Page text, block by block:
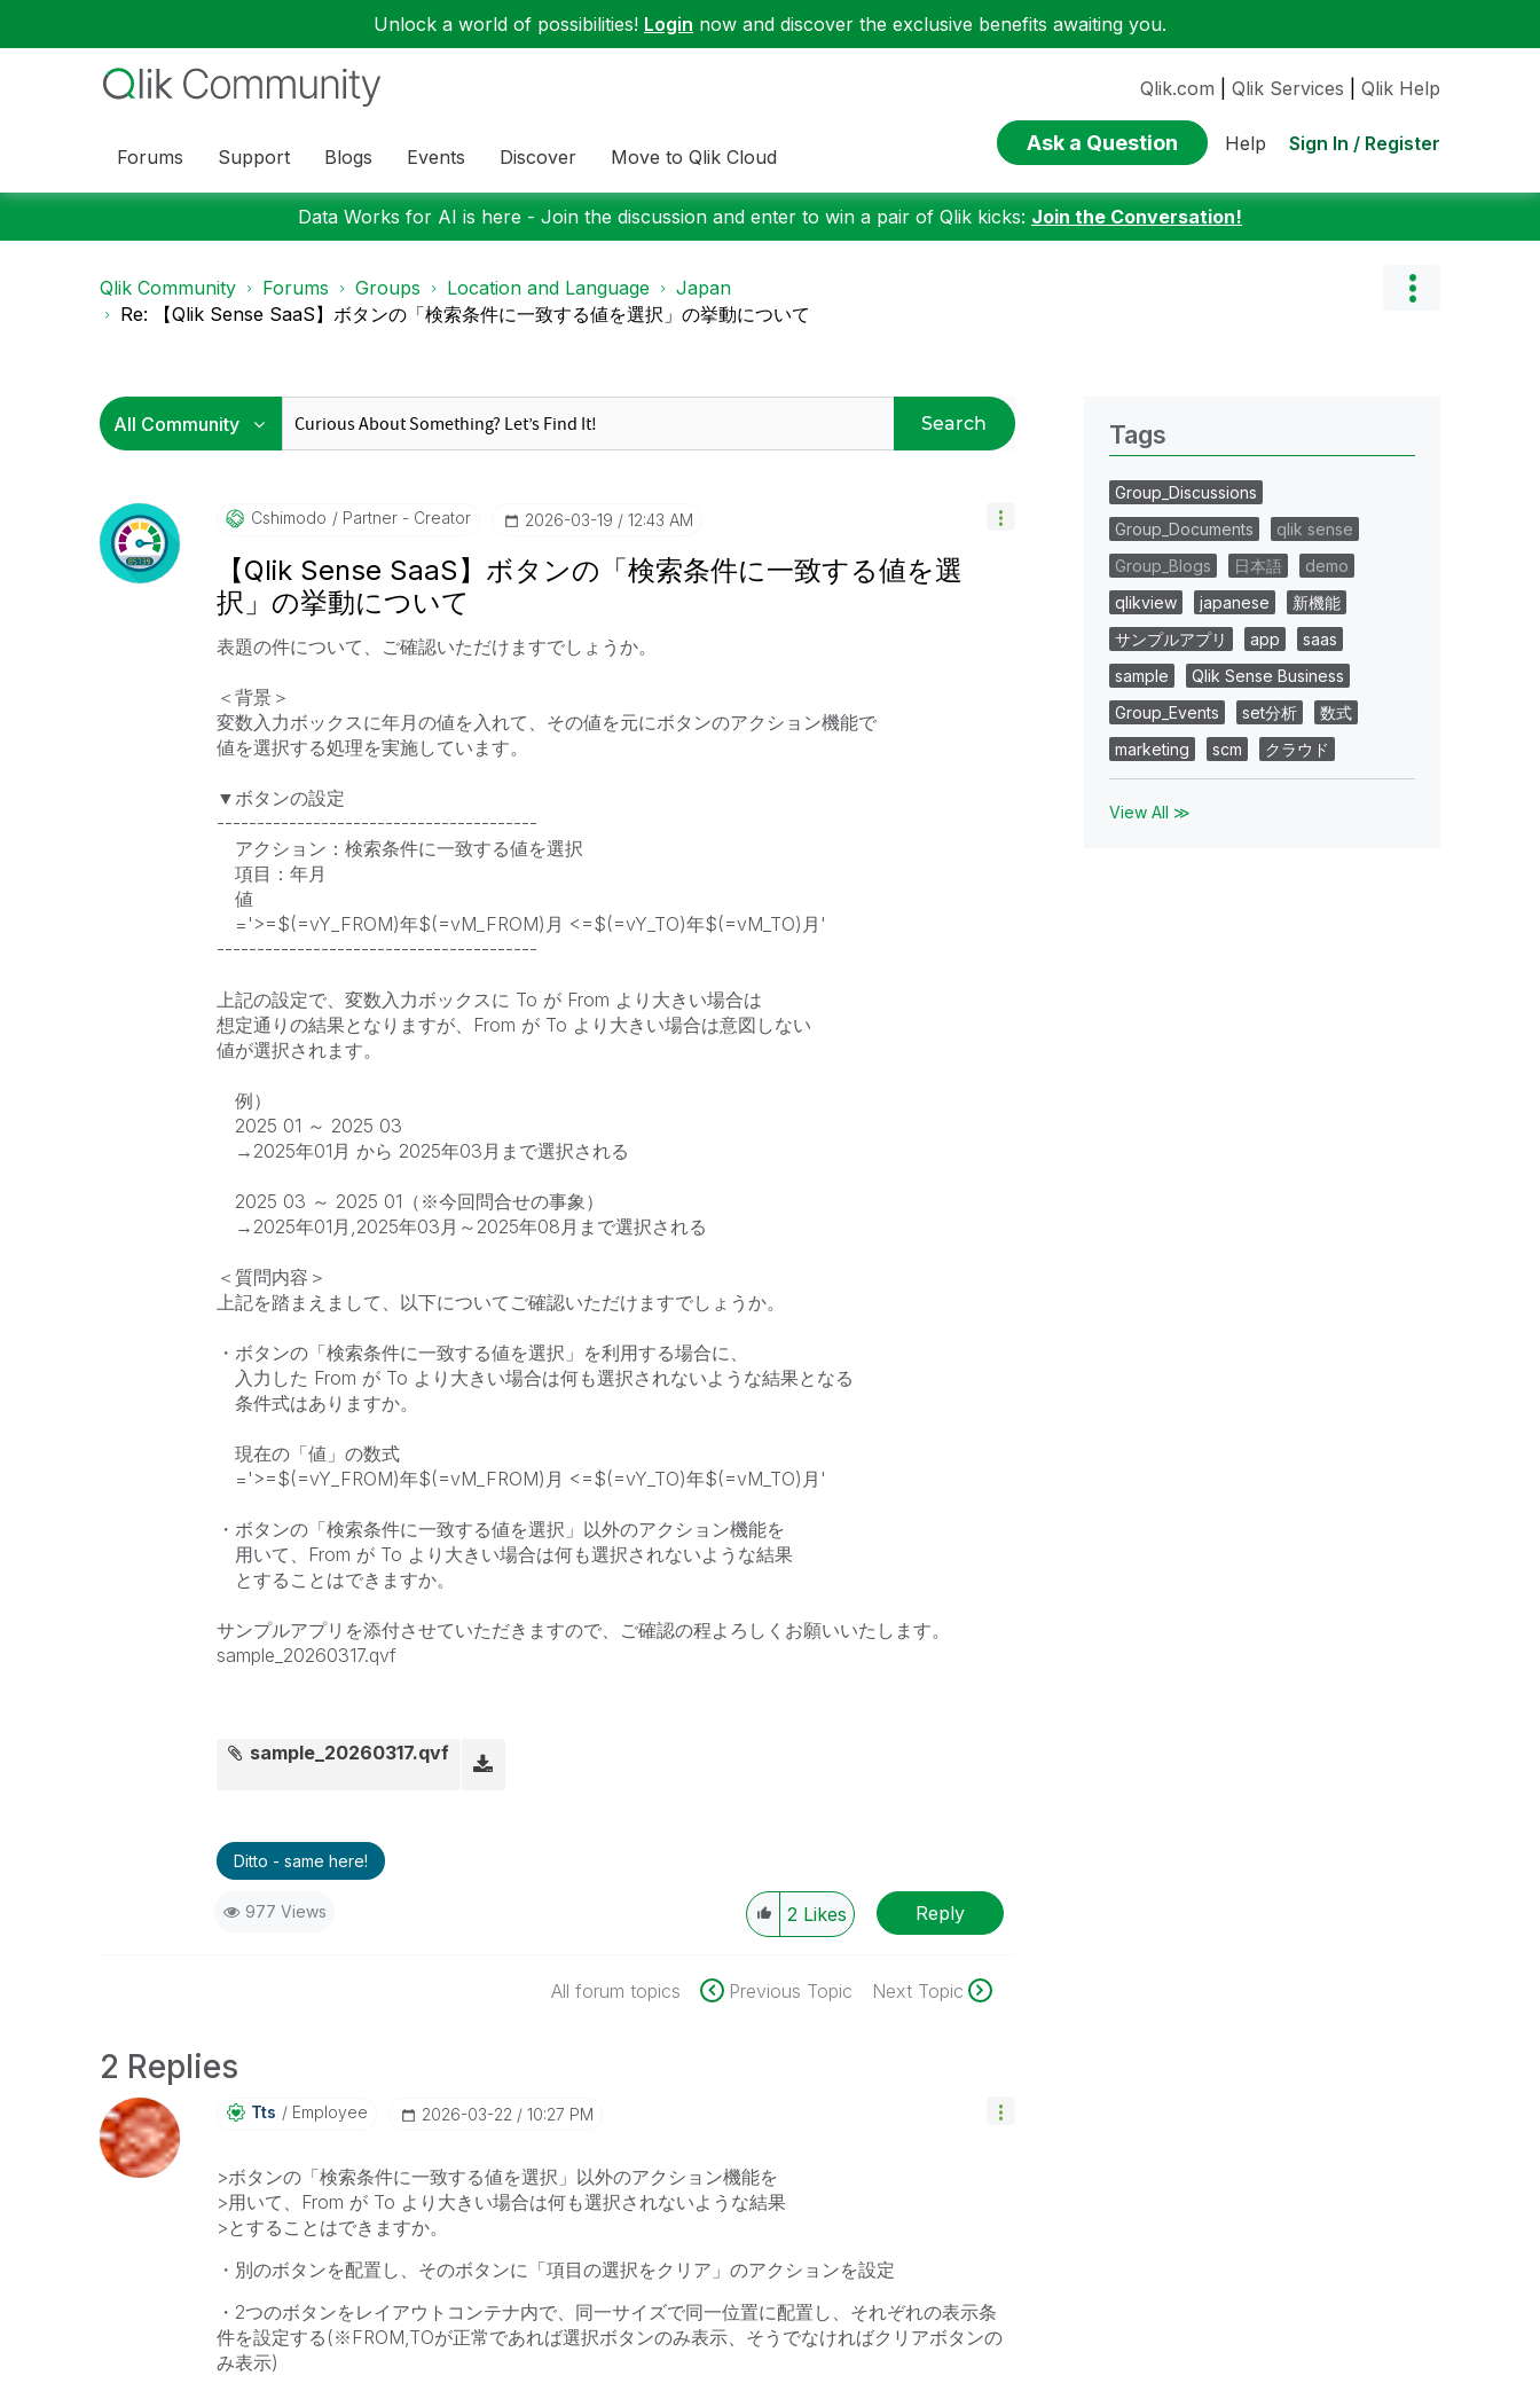
Unlock a world of possibilities! Login now and discover the exclusive benefits awaiting you.
Forums Support Blogs Events Discover Move to Qlik Cloud
Qlik.com Qlik Services Qlik Help
Ask a Question Help Sign In / Register
Data Works for AI is here - Join the discussion and enter to win a pair of Qlik kicks: Join the Conversation!
Qlik Community Forums Groups Location and Language
Japan
Re: 【Qlik Sense SaaS】ボタンの「検索条件に一致する値を選択」の挙動について
Search
Cshimodo Partner - Creator ‎2026-03-19 12:43 AM
【Qlik Sense SaaS】ボタンの「検索条件に一致する値を選
択」の挙動について
表題の件について、ご確認いただけますでしょうか。
＜背景＞
変数入力ボックスに年月の値を入れて、その値を元にボタンのアクション機能で
値を選択する処理を実施しています。
▼ボタンの設定
----------------------------------------
アクション：検索条件に一致する値を選択
項目：年月
値
='>=$(=vY_FROM)年$(=vM_FROM)月 <=$(=vY_TO)年$(=vM_TO)月'
----------------------------------------
上記の設定で、変数入力ボックスに To が From より大きい場合は
想定通りの結果となりますが、From が To より大きい場合は意図しない
値が選択されます。
例）
2025 01 ～ 2025 03
→2025年01月 から 2025年03月まで選択される
2025 03 ～ 2025 01（※今回問合せの事象）
→2025年01月,2025年03月～2025年08月まで選択される
＜質問内容＞
上記を踏まえまして、以下についてご確認いただけますでしょうか。
・ボタンの「検索条件に一致する値を選択」を利用する場合に、
入力した From が To より大きい場合は何も選択されないような結果となる
条件式はありますか。
現在の「値」の数式
='>=$(=vY_FROM)年$(=vM_FROM)月 <=$(=vY_TO)年$(=vM_TO)月'
・ボタンの「検索条件に一致する値を選択」以外のアクション機能を
用いて、From が To より大きい場合は何も選択されないような結果
とすることはできますか。
サンプルアプリを添付させていただきますので、ご確認の程よろしくお願いいたします。
sample_20260317.qvf
sample_20260317.qvf
Ditto - same here!
977 Views 2 Likes Reply
All forum topics Previous Topic Next Topic
2 Replies
Tts Employee ‎2026-03-22 10:27 PM
>ボタンの「検索条件に一致する値を選択」以外のアクション機能を
>用いて、From が To より大きい場合は何も選択されないような結果
>とすることはできますか。
・別のボタンを配置し、そのボタンに「項目の選択をクリア 」のアクションを設定
・2つのボタンをレイアウトコンテナ内で、同一サイズで同一位置に配置し、それぞれの表示条
件を設定する(※FROM,TOが正常であれば選択ボタンのみ表示、そうでなければクリアボタンの
み表示)
Tags
Group_Discussions
Group_Documents
qlik sense
Group_Blogs
日本語
demo
qlikview
japanese
新機能
サンプルアプリ
app
saas
sample
Qlik Sense Business
Group_Events
set分析
数式
marketing
scm クラウド
View All ≫